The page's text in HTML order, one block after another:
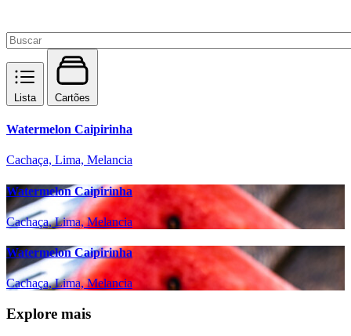
Lista Cartões
Watermelon Caipirinha
Cachaça, Lima, Melancia
Watermelon Caipirinha
Cachaça, Lima, Melancia
Watermelon Caipirinha
Cachaça, Lima, Melancia
Explore mais